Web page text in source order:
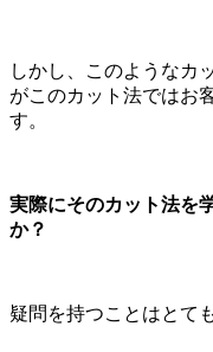
しかし、このようなカ
がこのカット法ではお
す。
実際にそのカット法を
か？
疑問を持つことはとて